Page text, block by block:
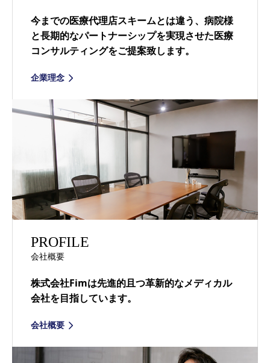
今までの医療代理店スキームとは違う、病院様
と長期的なパートナーシップを実現させた医療
コンサルティングをご提案致します。
企業理念
PROFILE
会社概要
株式会社Fimは先進的且つ革新的なメディカル
会社を目指しています。
会社概要